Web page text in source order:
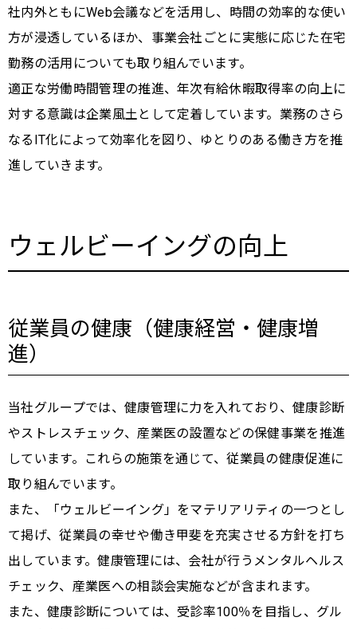
社内外ともにWeb会議などを活用し、時間の効率的な使い
方が浸透しているほか、事業会社ごとに実態に応じた在宅
勤務の活用についても取り組んでいます。
適正な労働時間管理の推進、年次有給休暇取得率の向上に
対する意識は企業風土として定着しています。業務のさら
なるIT化によって効率化を図り、ゆとりのある働き方を推
進していきます。
ウェルビーイングの向上
従業員の健康（健康経営・健康増
進）
当社グループでは、健康管理に力を入れており、健康診断
やストレスチェック、産業医の設置などの保健事業を推進
しています。これらの施策を通じて、従業員の健康促進に
取り組んでいます。
また、「ウェルビーイング」をマテリアリティの一つとし
て掲げ、従業員の幸せや働き甲斐を充実させる方針を打ち
出しています。健康管理には、会社が行うメンタルヘルス
チェック、産業医への相談会実施などが含まれます。
また、健康診断については、受診率100％を目指し、グル